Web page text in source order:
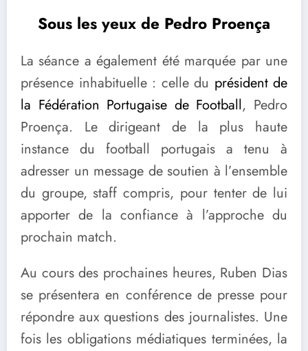
Sous les yeux de Pedro Proença
La séance a également été marquée par une
présence inhabituelle : celle du président de
la Fédération Portugaise de Football, Pedro
Proença. Le dirigeant de la plus haute
instance du football portugais a tenu à
adresser un message de soutien à l’ensemble
du groupe, staff compris, pour tenter de lui
apporter de la confiance à l’approche du
prochain match.
Au cours des prochaines heures, Ruben Dias
se présentera en conférence de presse pour
répondre aux questions des journalistes. Une
fois les obligations médiatiques terminées, la